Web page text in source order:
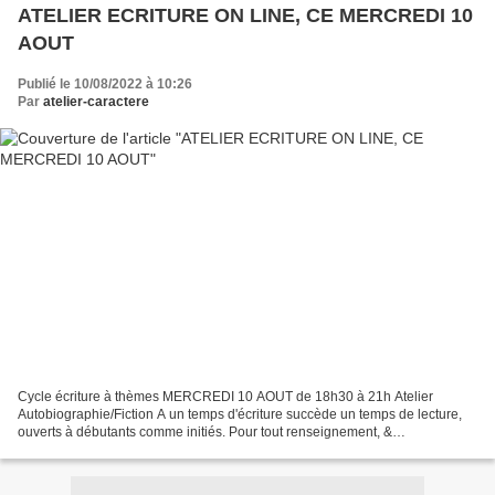
ATELIER ECRITURE ON LINE, CE MERCREDI 10
AOUT
Publié le 10/08/2022 à 10:26
Par atelier-caractere
Cycle écriture à thèmes MERCREDI 10 AOUT de 18h30 à 21h Atelier
Autobiographie/Fiction A un temps d'écriture succède un temps de lecture,
ouverts à débutants comme initiés. Pour tout renseignement, &